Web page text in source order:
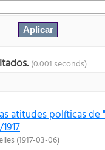
(0.001 seconds)
atitudes políticas de
(1917-03-06)